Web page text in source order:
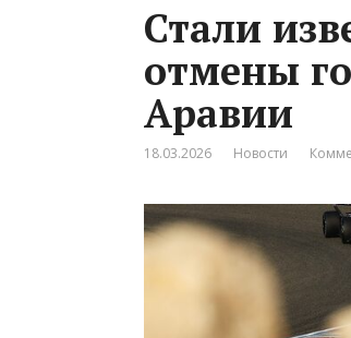
Стали
отмены
Аравии
18.03.2026 Новости